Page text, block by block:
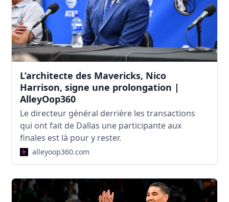
L’architecte des Mavericks, Nico
Harrison, signe une prolongation |
AlleyOop360
Le directeur général derrière les transactions
qui ont fait de Dallas une participante aux
finales est là pour y rester.
alleyoop360.com